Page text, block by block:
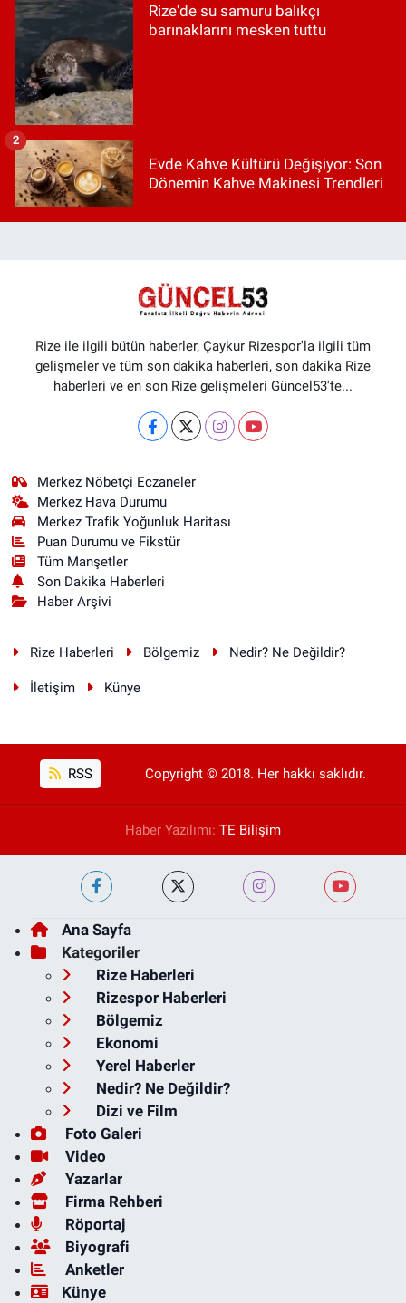
Rize'de su samuru balıkçı
barınaklarını mesken tuttu
Evde Kahve Kültürü Değişiyor: Son
Dönemin Kahve Makinesi Trendleri
2
Rize ile ilgili bütün haberler, Çaykur Rizespor'la ilgili tüm
gelişmeler ve tüm son dakika haberleri, son dakika Rize
haberleri ve en son Rize gelişmeleri Güncel53'te...
Merkez Nöbetçi Eczaneler
Merkez Hava Durumu
Merkez Trafik Yoğunluk Haritası
Puan Durumu ve Fikstür
Tüm Manşetler
Son Dakika Haberleri
Haber Arşivi
Rize Haberleri Bölgemiz Nedir? Ne Değildir?
İletişim Künye
RSS Copyright © 2018. Her hakkı saklıdır.
Haber Yazılımı: TE Bilişim
Ana Sayfa
Kategoriler
Rize Haberleri
Rizespor Haberleri
Bölgemiz
Ekonomi
Yerel Haberler
Nedir? Ne Değildir?
Dizi ve Film
Foto Galeri
Video
Yazarlar
Firma Rehberi
Röportaj
Biyografi
Anketler
Künye